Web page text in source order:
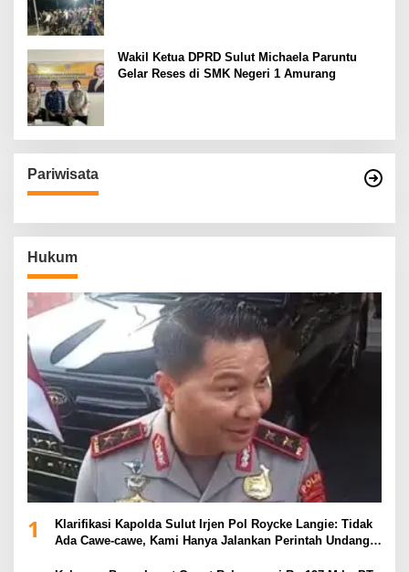
Wakil Ketua DPRD Sulut Michaela Paruntu
Gelar Reses di SMK Negeri 1 Amurang
Pariwisata
Hukum
1
Klarifikasi Kapolda Sulut Irjen Pol Roycke Langie: Tidak
Ada Cawe-cawe, Kami Hanya Jalankan Perintah Undang-